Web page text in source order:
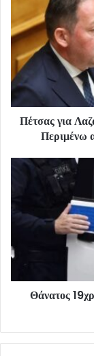
Πέτσας για
Περιμένω
Θάνατος